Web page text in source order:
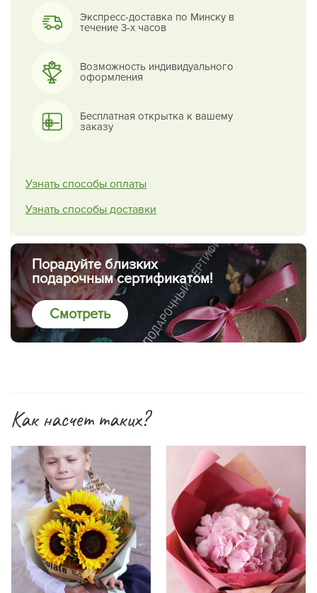
Экспресс-доставка по Минску в
течение 3-х часов
Возможность индивидуального
оформления
Бесплатная открытка к вашему
заказу
Узнать способы оплаты
Узнать способы доставки
Порадуйте близких
подарочным сертификатом!
Смотреть
Как насчет таких?